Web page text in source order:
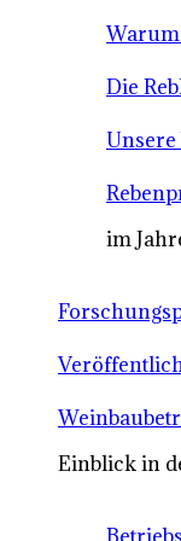
Warum
Die
im
Einblick in